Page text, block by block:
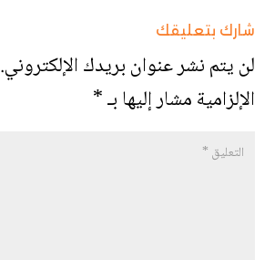
شارك بتعليقك
لن يتم نشر عنوان بريدك الإلكتروني.
الإلزامية مشار إليها بـ*